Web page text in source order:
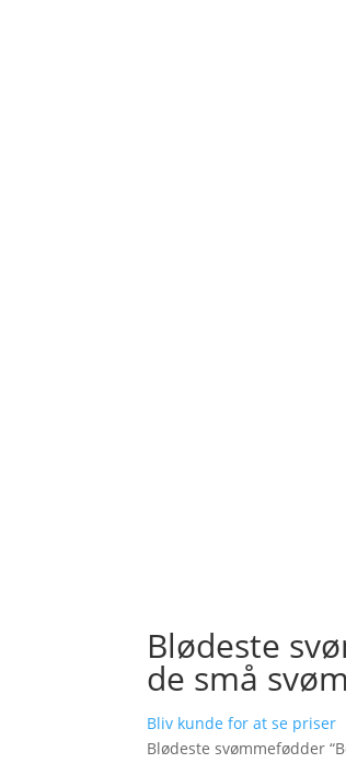
Blødeste
de små
Bliv kunde for at se priser
Blødeste svømmefødder